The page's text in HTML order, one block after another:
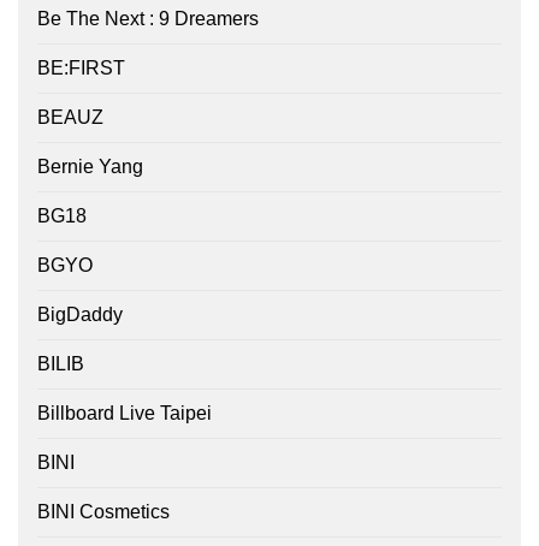
Be The Next : 9 Dreamers
BE:FIRST
BEAUZ
Bernie Yang
BG18
BGYO
BigDaddy
BILIB
Billboard Live Taipei
BINI
BINI Cosmetics